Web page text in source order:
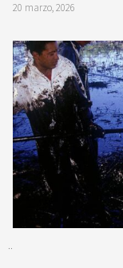
20 marzo, 2026